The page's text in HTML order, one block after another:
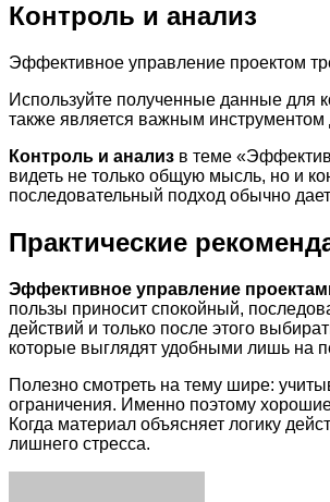
Контроль и анализ
Эффективное управление проектом
Используйте полученные данные для
также является важным
Контроль и анализ в теме
видеть не только общую мысль, но и
последовательный подход обычно
Практические
Эффективное управление
пользы приносит спокойный,
действий и только после этого
которые выглядят удобными лишь на
Полезно смотреть на тему шире:
ограничения. Именно поэтому
Когда материал объясняет логику
лишнего стресса.